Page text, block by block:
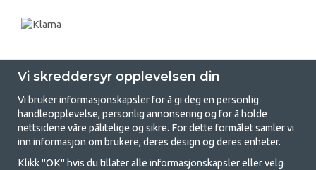
GetCamping - Din butikk for camping
og friluftsliv
Vi skreddersyr opplevelsen din
Vi bruker informasjonskapsler for å gi deg en personlig
handleopplevelse, personlig annonsering og for å holde
nettsidene våre pålitelige og sikre. For dette formålet samler vi
inn informasjon om brukere, deres design og deres enheter.
Klikk "OK" hvis du tillater alle informasjonskapsler eller velg